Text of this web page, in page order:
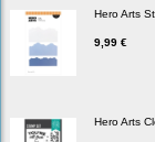
Hero Arts
9,99 €
Hero Arts